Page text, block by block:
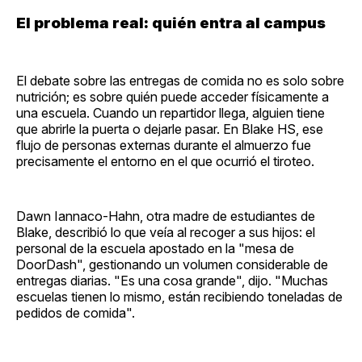
El problema real: quién entra al campus
El debate sobre las entregas de comida no es solo sobre
nutrición; es sobre quién puede acceder físicamente a
una escuela. Cuando un repartidor llega, alguien tiene
que abrirle la puerta o dejarle pasar. En Blake HS, ese
flujo de personas externas durante el almuerzo fue
precisamente el entorno en el que ocurrió el tiroteo.
Dawn Iannaco-Hahn, otra madre de estudiantes de
Blake, describió lo que veía al recoger a sus hijos: el
personal de la escuela apostado en la "mesa de
DoorDash", gestionando un volumen considerable de
entregas diarias. "Es una cosa grande", dijo. "Muchas
escuelas tienen lo mismo, están recibiendo toneladas de
pedidos de comida".